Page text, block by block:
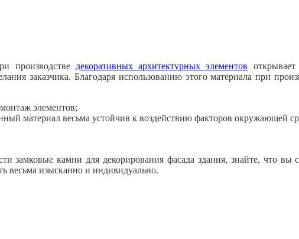
производстве декоративных архитектурных элементов
заказчика. Благодаря использованию этого материала при
элементов;
материал весьма устойчив к воздействию факторов окружающей
замковые камни для декорирования фасада здания, знайте, что вы
весьма изысканно и индивидуально.